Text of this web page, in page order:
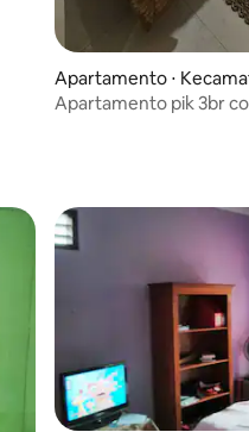
Apartamento ⋅
njaringan
Apartamento pik 3br